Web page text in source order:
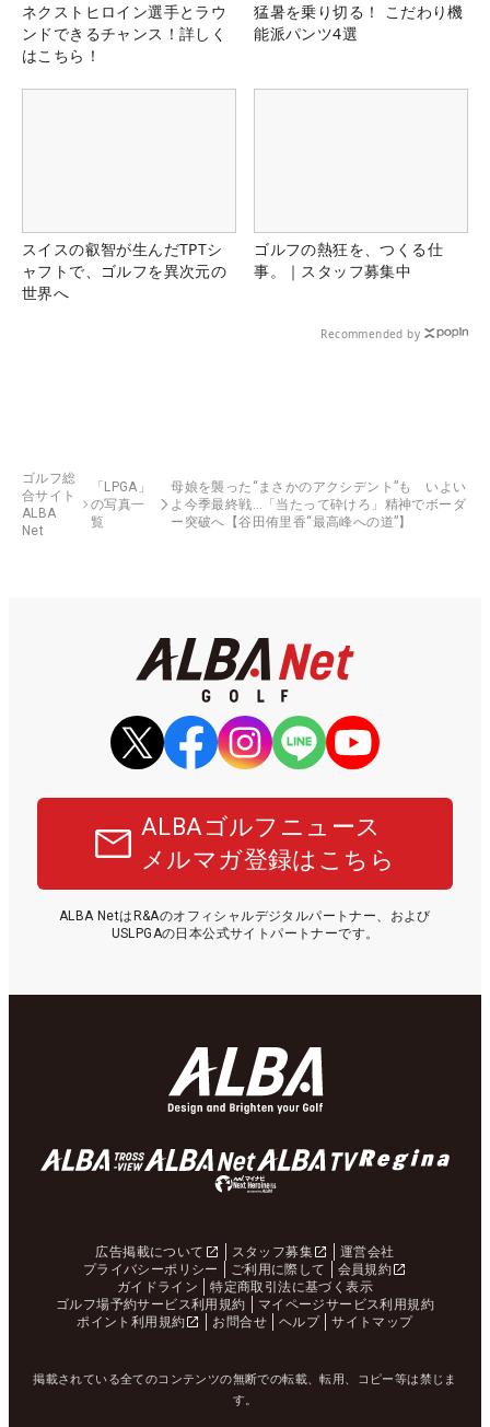
ネクストヒロイン選手とラウ
ンドできるチャンス！詳しく
はこちら！
猛暑を乗り切る！ こだわり機
能派パンツ4選
スイスの叡智が生んだTPTシ
ャフトで、ゴルフを異次元の
世界へ
ゴルフの熱狂を、つくる仕
事。｜スタッフ募集中
Recommended by
ゴルフ総
合サイト
ALBA
Net
「LPGA」
の写真一
覧
母娘を襲った“まさかのアクシデント”も いよい
よ今季最終戦…「当たって砕けろ」精神でボーダ
ー突破へ【谷田侑里香“最高峰への道”】
ALBAゴルフニュース
メルマガ登録はこちら
ALBA NetはR&Aのオフィシャルデジタルパートナー、および
USLPGAの日本公式サイトパートナーです。
広告掲載について スタッフ募集
運営会社
プライバシーポリシー
ご利用に際して
会員規約
ガイドライン
特定商取引法に基づく表示
ゴルフ場予約サービス利用規約
マイページサービス利用規約
ポイント利用規約
お問合せ ヘルプ サイトマップ
掲載されている全てのコンテンツの無断での転載、転用、コピー等は禁じま
す。